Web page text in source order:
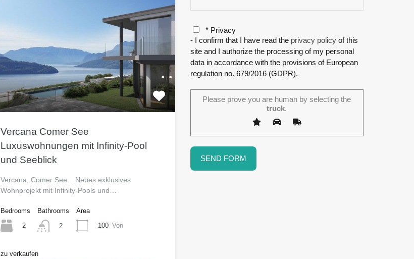
Vercana Comer See
Luxuswohnungen mit Infinity-Pool
und Seeblick
Vercana, Comer See .. Neues exklusives
Wohnprojekt mit Infinity-Pools und…
Bedrooms
2
Bathrooms
2
Area
100 Von
zu verkaufen
* Privacy
- I confirm that I have read the privacy policy of this
site and I authorize the processing of my personal
data in accordance with the provisions of European
regulation no. 679/2016 (GDPR).
Please prove you are human by selecting the
truck.